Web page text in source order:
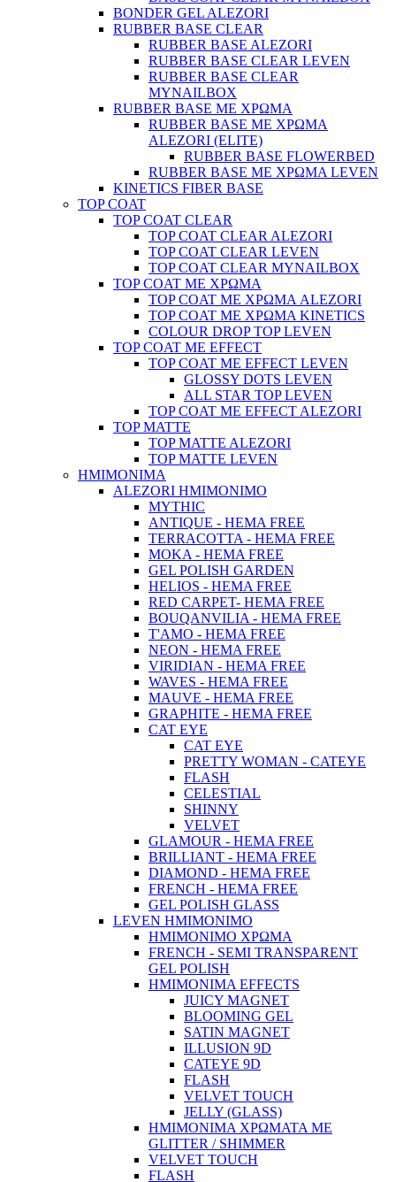
BONDER GEL ALEZORI
RUBBER BASE CLEAR
RUBBER BASE ALEZORI
RUBBER BASE CLEAR LEVEN
RUBBER BASE CLEAR
MYNAILBOX
RUBBER BASE ΜΕ ΧΡΩΜΑ
RUBBER BASE ΜΕ ΧΡΩΜΑ
ALEZORI (ELITE)
RUBBER BASE FLOWERBED
RUBBER BASE ΜΕ ΧΡΩΜΑ LEVEN
KINETICS FIBER BASE
TOP COAT
TOP COAT CLEAR
TOP COAT CLEAR ALEZORI
TOP COAT CLEAR LEVEN
TOP COAT CLEAR MYNAILBOX
TOP COAT ΜΕ ΧΡΩΜΑ
TOP COAT ΜΕ ΧΡΩΜΑ ALEZORI
TOP COAT ΜΕ ΧΡΩΜΑ KINETICS
COLOUR DROP TOP LEVEN
TOP COAT ΜΕ EFFECT
TOP COAT ME EFFECT LEVEN
GLOSSY DOTS LEVEN
ALL STAR TOP LEVEN
TOP COAT ME EFFECT ALEZORI
TOP MATTE
TOP MATTE ALEZORI
TOP MATTE LEVEN
ΗΜΙΜΟΝΙΜΑ
ALEZORI ΗΜΙΜΟΝΙΜΟ
MYTHIC
ANTIQUE - HEMA FREE
TERRACOTTA - HEMA FREE
MOKA - HEMA FREE
GEL POLISH GARDEN
HELIOS - HEMA FREE
RED CARPET- HEMA FREE
BOUQANVILIA - HEMA FREE
T'AMO - HEMA FREE
NEON - HEMA FREE
VIRIDIAN - HEMA FREE
WAVES - HEMA FREE
MAUVE - HEMA FREE
GRAPHITE - HEMA FREE
CAT EYE
CAT EYE
PRETTY WOMAN - CATEYE
FLASH
CELESTIAL
SHINNY
VELVET
GLAMOUR - HEMA FREE
BRILLIANT - HEMA FREE
DIAMOND - HEMA FREE
FRENCH - HEMA FREE
GEL POLISH GLASS
LEVEN ΗΜΙΜΟΝΙΜΟ
ΗΜΙΜΟΝΙΜΟ ΧΡΩΜΑ
FRENCH - SEMI TRANSPARENT
GEL POLISH
HMIMONIMA EFFECTS
JUICY MAGNET
BLOOMING GEL
SATIN MAGNET
ILLUSION 9D
CATEYE 9D
FLASH
VELVET TOUCH
JELLY (GLASS)
ΗΜΙΜΟΝΙΜA ΧΡΩΜΑΤΑ ΜΕ
GLITTER / SHIMMER
VELVET TOUCH
FLASH